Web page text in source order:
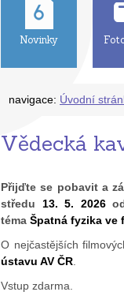
Novinky
navigace: Úvodní
Vědecká
Přijďte se pobavit a
středu
13. 5. 2026
téma Špatná fyzika ve
O nejčastějších
ústavu AV ČR
Vstup zdarma.